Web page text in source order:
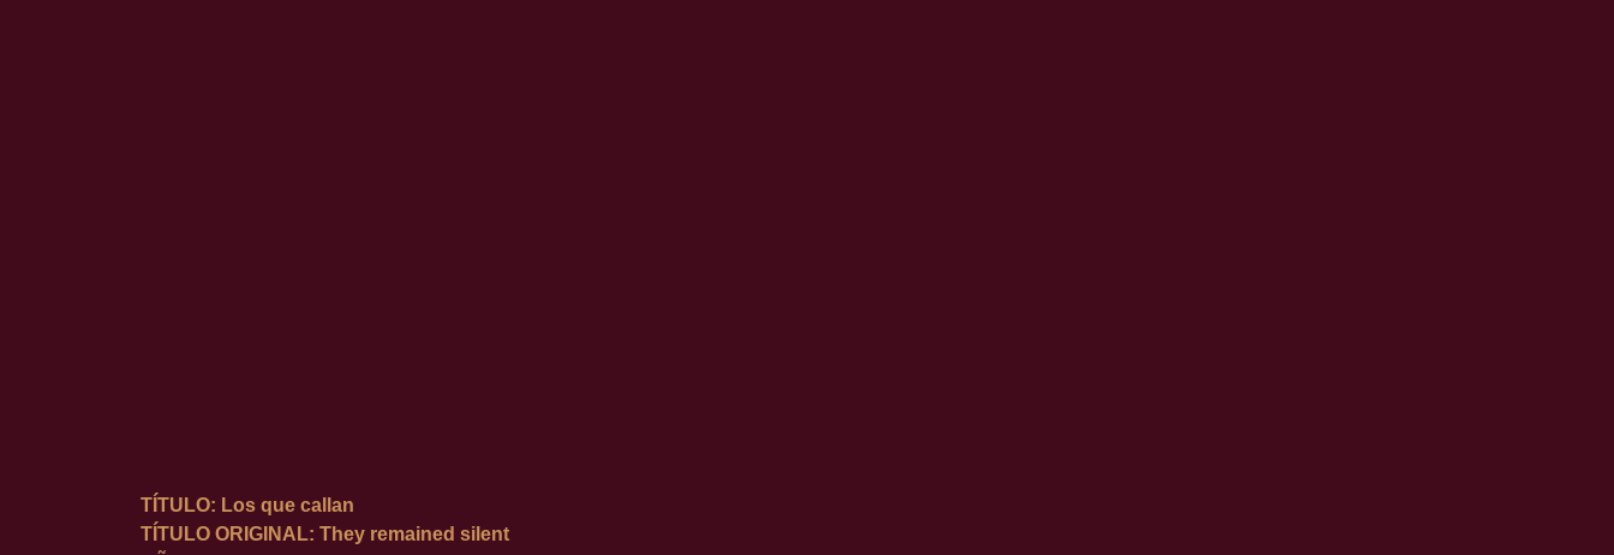
TÍTULO: Los que callan
TÍTULO ORIGINAL: They remained silent